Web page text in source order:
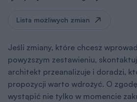
Lista możliwych zmian
Jeśli zmiany, które chcesz
powyższym zestawieniu,
architekt przeanalizuje i doradzi,
propozycji warto wdrożyć. O
wystąpić nie tylko w momencie